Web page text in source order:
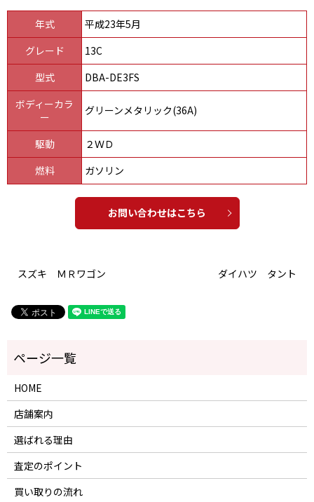
年式
平成23年5月
グレード
13C
型式
DBA-DE3FS
ボディーカラ
ー
グリーンメタリック(36A)
駆動
２ＷＤ
燃料
ガソリン
お問い合わせはこちら
スズキ ＭＲワゴン ダイハツ タント
HOME
店舗案内
選ばれる理由
査定のポイント
買い取りの流れ